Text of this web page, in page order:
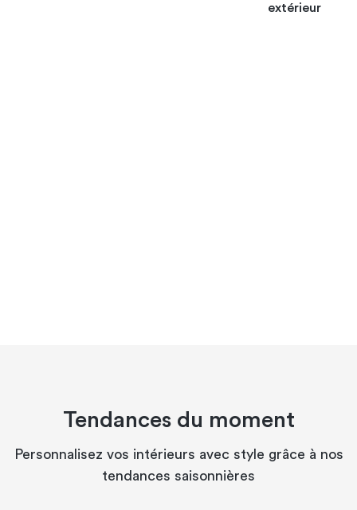
extérieur
Tendances du moment
Personnalisez vos intérieurs avec style grâce à nos
tendances saisonnières